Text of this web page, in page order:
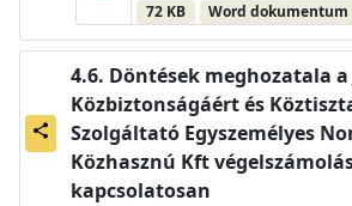
72 KB Word dokumentum
share
Döntések meghozatala a
Közbiztonságáért és
Szolgáltató Egyszemélyes
Közhasznú Kft
kapcsolatosan